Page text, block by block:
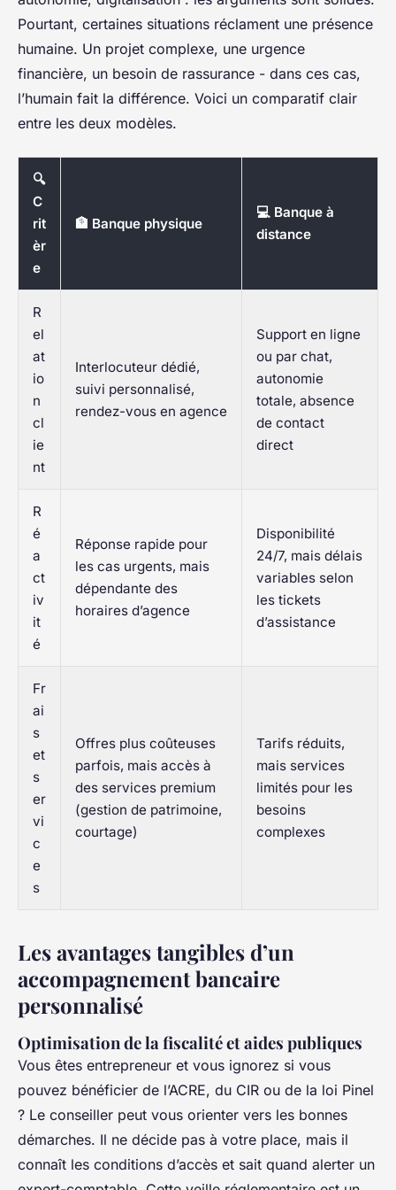
Pourtant, certaines situations réclament une présence
humaine. Un projet complexe, une urgence
financière, un besoin de rassurance - dans ces cas,
l’humain fait la différence. Voici un comparatif clair
entre les deux modèles.
🔍
C
rit
èr
e
🏦 Banque physique
💻 Banque à
distance
R
el
at
io
n
cl
ie
nt
Interlocuteur dédié,
suivi personnalisé,
rendez-vous en agence
Support en ligne
ou par chat,
autonomie
totale, absence
de contact
direct
R
é
a
ct
iv
it
é
Réponse rapide pour
les cas urgents, mais
dépendante des
horaires d’agence
Disponibilité
24/7, mais délais
variables selon
les tickets
d’assistance
Fr
ai
s
et
s
er
vi
c
e
s
Offres plus coûteuses
parfois, mais accès à
des services premium
(gestion de patrimoine,
courtage)
Tarifs réduits,
mais services
limités pour les
besoins
complexes
Les avantages tangibles d’un
accompagnement bancaire
personnalisé
Optimisation de la fiscalité et aides publiques
Vous êtes entrepreneur et vous ignorez si vous
pouvez bénéficier de l’ACRE, du CIR ou de la loi Pinel
? Le conseiller peut vous orienter vers les bonnes
démarches. Il ne décide pas à votre place, mais il
connaît les conditions d’accès et sait quand alerter un